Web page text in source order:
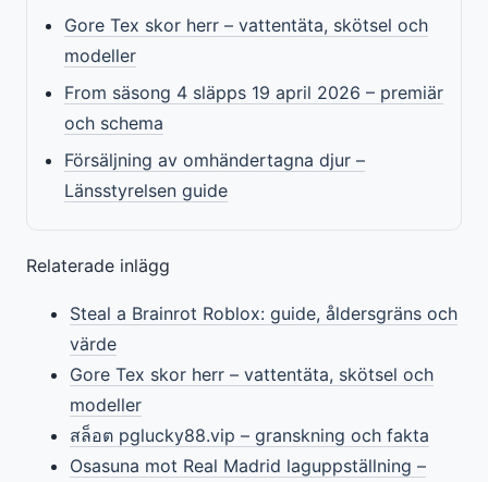
Gore Tex skor herr – vattentäta, skötsel och
modeller
From säsong 4 släpps 19 april 2026 – premiär
och schema
Försäljning av omhändertagna djur –
Länsstyrelsen guide
Relaterade inlägg
Steal a Brainrot Roblox: guide, åldersgräns och
värde
Gore Tex skor herr – vattentäta, skötsel och
modeller
สล็อต pglucky88.vip – granskning och fakta
Osasuna mot Real Madrid laguppställning –